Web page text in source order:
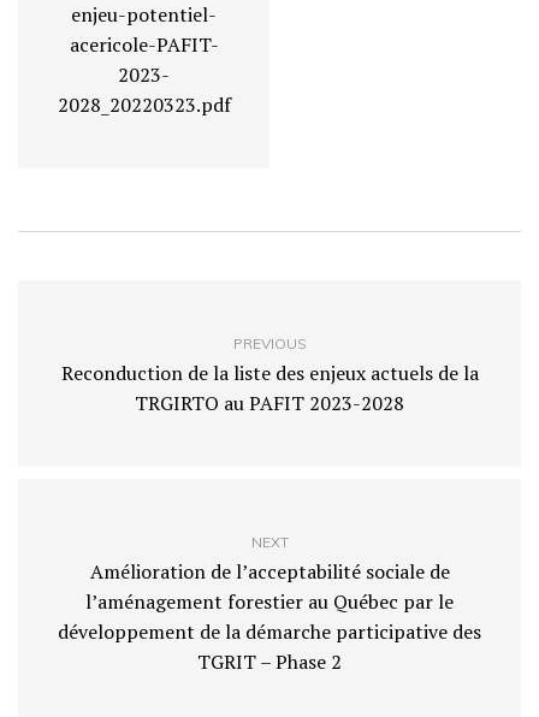
enjeu-potentiel-
acericole-PAFIT-
2023-
2028_20220323.pdf
PREVIOUS
Reconduction de la liste des enjeux actuels de la
TRGIRTO au PAFIT 2023-2028
NEXT
Amélioration de l’acceptabilité sociale de
l’aménagement forestier au Québec par le
développement de la démarche participative des
TGRIT – Phase 2